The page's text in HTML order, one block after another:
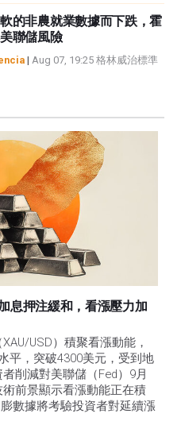
的非農就業數據而下跌，霍
聯儲風險
| Aug 07, 19:25 格林威治標準
息押注緩和，看漲壓力加
USD）積聚看漲動能，
平，突破4300美元，受到地
削減對美聯儲（Fed）9月
前景顯示看漲動能正在積
數據將考驗投資者對延續漲